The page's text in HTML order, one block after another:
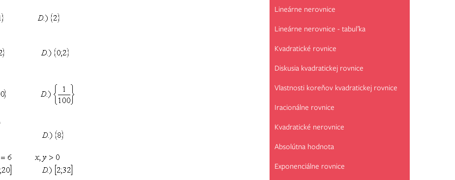
Lineárne nerovnice
Lineárne nerovnice - tabuľka
Kvadratické rovnice
Diskusia kvadratickej rovnice
Vlastnosti koreňov kvadratickej rovnice
Iracionálne rovnice
Kvadratické nerovnice
Absolútna hodnota
Exponenciálne rovnice